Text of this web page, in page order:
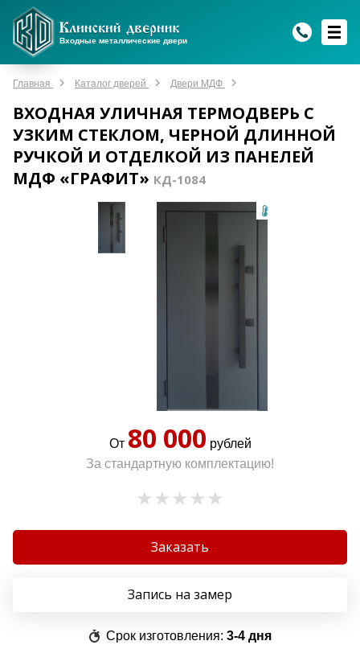
Входные металлические двери
Главная Каталог дверей Двери МДФ
ВХОДНАЯ УЛИЧНАЯ ТЕРМОДВЕРЬ С
УЗКИМ СТЕКЛОМ, ЧЕРНОЙ ДЛИННОЙ
РУЧКОЙ И ОТДЕЛКОЙ ИЗ ПАНЕЛЕЙ
МДФ «ГРАФИТ» КД-1084
От 80 000 рублей
За стандартную комплектацию!
Заказать
Запись на замер
Срок изготовления: 3-4 дня
Max
Мы онлайн!
WhatsApp
Мы онлайн!
Telegram
Мы онлайн!
Max
Мы онлайн!
WhatsApp
Мы онлайн!